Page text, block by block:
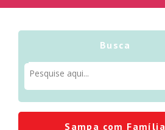
Busca
Sampa com Família